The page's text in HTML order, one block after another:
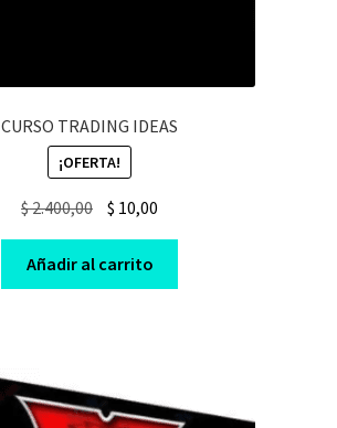
CURSO TRADING IDEAS
¡OFERTA!
$2.400,00
Original
was:
$ 2.400,00.
$ 10,00Current
$ 10,00.
Añadir al carrito